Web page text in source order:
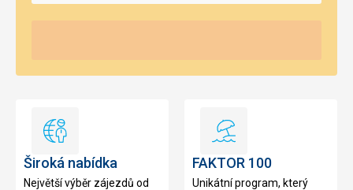
Široká
Široká nabídka
Největší výběr zájezdů od
FAKTOR
FAKTOR 100
Unikátní program, který